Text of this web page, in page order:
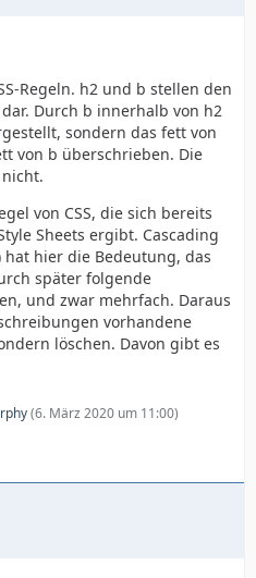
Regeln. h2 und b stellen den
Durch b innerhalb von h2
sondern das fett von
von b überschrieben. Die
von CSS, die sich bereits
Sheets ergibt. Cascading
hat hier die Bedeutung, das
später folgende
und zwar mehrfach. Daraus
vorhandene
löschen. Davon gibt es
(6. März 2020 um 11:00)